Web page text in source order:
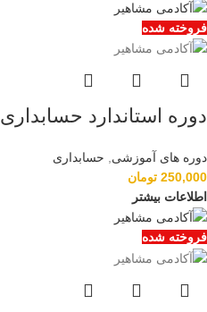
فروخته شده
دوره استاندارد حسابداری 35
دوره های آموزشی
حسابداری
250,000 تومان
اطلاعات بیشتر
فروخته شده